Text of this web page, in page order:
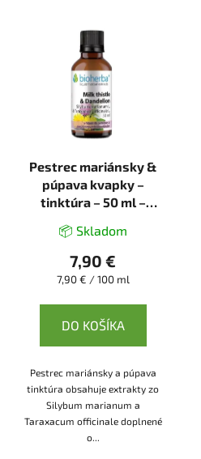
Pestrec mariánsky &
púpava kvapky –
tinktúra – 50 ml –
📦 Skladom
7,90 €
Jednotková
7,90 € / 100 ml
DO KOŠÍKA
Pestrec mariánsky a púpava
tinktúra obsahuje extrakty zo
Silybum marianum a
Taraxacum officinale doplnené
o...